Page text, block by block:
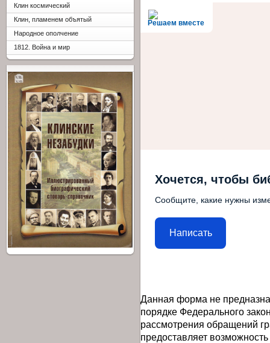
Решаем вместе
Хочется, чтобы
Сообщите, какие нужны
Написать
Данная форма не
порядке Федерального
рассмотрения обращений
предоставляет
Клин космический
Клин, пламенем объятый
Народное ополчение
1812. Война и мир